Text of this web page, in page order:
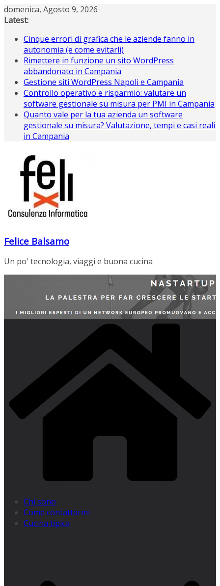
Salta
al
domenica, Agosto 9, 2026
Latest:
Cinque errori di grafica che le aziende fanno in
autonomia (e come evitarli)
Rimettere in funzione un sito WordPress
abbandonato in Campania
Gestione siti WordPress Napoli e Campania
Controllo operativo e risparmio: valutare un
software gestionale su misura per PMI in Campania
Quanto vale per la tua azienda un software
gestionale su misura? Valutazione, tempi e casi reali
in Campania
Felice Balsamo
Un po' tecnologia, viaggi e buona cucina
Chi sono
Come contattarmi
Cucina tipica